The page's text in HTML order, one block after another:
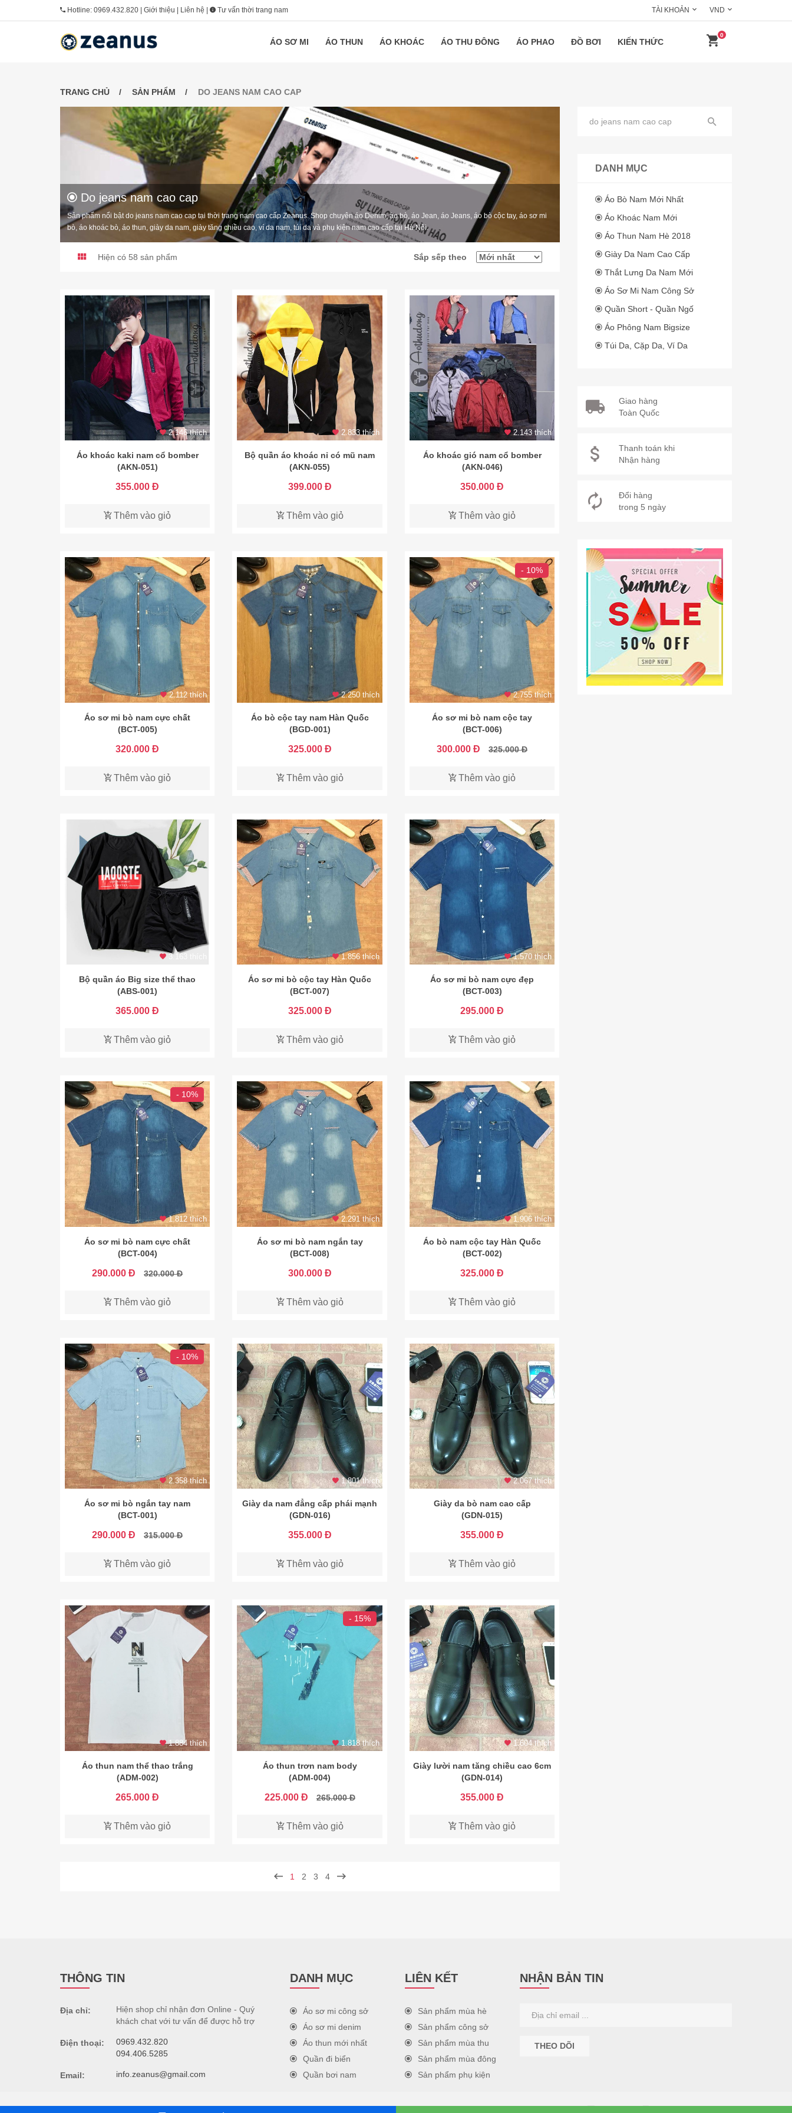
Hotline: 0969.432.820 Giới thiệu Liên hệ Tư vấn thời trang nam TÀI KHOẢN VND
ÁO SƠ MI ÁO THUN ÁO KHOÁC ÁO THU ĐÔNG ÁO PHAO ĐỒ BƠI KIẾN THỨC
0
TRANG CHỦ SẢN PHẨM DO JEANS NAM CAO CAP
Do jeans nam cao cap
Sản phẩm nổi bật do jeans nam cao cap tại thời trang nam cao cấp Zeanus. Shop chuyên áo Denim, áo bò, áo Jean, áo Jeans, áo bò cộc tay, áo sơ mi
bò, áo khoác bò, áo thun, giày da nam, giày tăng chiều cao, ví da nam, túi da và phụ kiện nam cao cấp tại Hà Nội.
Hiện có 58 sản phẩm Sắp sếp theo
2.146 thích
Áo khoác kaki nam cổ bomber
(AKN-051)
355.000 Đ
Thêm vào giỏ
2.833 thích
Bộ quần áo khoác nỉ có mũ nam
(AKN-055)
399.000 Đ
Thêm vào giỏ
2.143 thích
Áo khoác gió nam cổ bomber
(AKN-046)
350.000 Đ
Thêm vào giỏ
2.112 thích
Áo sơ mi bò nam cực chất
(BCT-005)
320.000 Đ
Thêm vào giỏ
2.250 thích
Áo bò cộc tay nam Hàn Quốc
(BGD-001)
325.000 Đ
Thêm vào giỏ
- 10%
2.755 thích
Áo sơ mi bò nam cộc tay
(BCT-006)
300.000 Đ 325.000 Đ
Thêm vào giỏ
3.163 thích
Bộ quần áo Big size thể thao
(ABS-001)
365.000 Đ
Thêm vào giỏ
1.856 thích
Áo sơ mi bò cộc tay Hàn Quốc
(BCT-007)
325.000 Đ
Thêm vào giỏ
1.570 thích
Áo sơ mi bò nam cực đẹp
(BCT-003)
295.000 Đ
Thêm vào giỏ
- 10%
1.812 thích
Áo sơ mi bò nam cực chất
(BCT-004)
290.000 Đ 320.000 Đ
Thêm vào giỏ
2.291 thích
Áo sơ mi bò nam ngắn tay
(BCT-008)
300.000 Đ
Thêm vào giỏ
1.906 thích
Áo bò nam cộc tay Hàn Quốc
(BCT-002)
325.000 Đ
Thêm vào giỏ
- 10%
2.358 thích
Áo sơ mi bò ngắn tay nam
(BCT-001)
290.000 Đ 315.000 Đ
Thêm vào giỏ
1.801 thích
Giày da nam đẳng cấp phái mạnh
(GDN-016)
355.000 Đ
Thêm vào giỏ
2.067 thích
Giày da bò nam cao cấp
(GDN-015)
355.000 Đ
Thêm vào giỏ
1.884 thích
Áo thun nam thể thao trắng
(ADM-002)
265.000 Đ
Thêm vào giỏ
- 15%
1.818 thích
Áo thun trơn nam body
(ADM-004)
225.000 Đ 265.000 Đ
Thêm vào giỏ
1.604 thích
Giày lười nam tăng chiều cao 6cm
(GDN-014)
355.000 Đ
Thêm vào giỏ
1 2 3 4
DANH MỤC
Áo Bò Nam Mới Nhất
Áo Khoác Nam Mới
Áo Thun Nam Hè 2018
Giày Da Nam Cao Cấp
Thắt Lưng Da Nam Mới
Áo Sơ Mi Nam Công Sở
Quần Short - Quần Ngố
Áo Phông Nam Bigsize
Túi Da, Cặp Da, Ví Da
Giao hàng
Toàn Quốc
Thanh toán khi
Nhận hàng
Đổi hàng
trong 5 ngày
THÔNG TIN
Địa chỉ:
Hiện shop chỉ nhận đơn Online - Quý
khách chat với tư vấn để được hỗ trợ
Điện thoại:
0969.432.820
094.406.5285
Email: info.zeanus@gmail.com
DANH MỤC
Áo sơ mi công sở
Áo sơ mi denim
Áo thun mới nhất
Quần đi biển
Quần bơi nam
LIÊN KẾT
Sản phẩm mùa hè
Sản phẩm công sở
Sản phẩm mùa thu
Sản phẩm mùa đông
Sản phẩm phụ kiện
NHẬN BẢN TIN
THEO DÕI